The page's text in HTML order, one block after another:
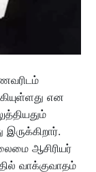
என
ஆசிரியர்
வாக்குவாதம்